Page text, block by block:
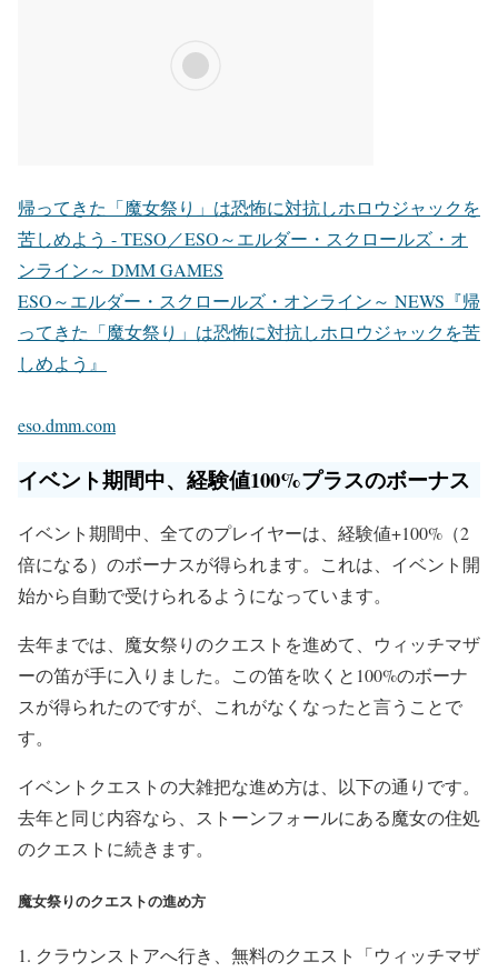
帰ってきた「魔女祭り」は恐怖に対抗しホロウジャックを
苦しめよう - TESO／ESO～エルダー・スクロールズ・オ
ンライン～ DMM GAMES
ESO～エルダー・スクロールズ・オンライン～ NEWS『帰
ってきた「魔女祭り」は恐怖に対抗しホロウジャックを苦
しめよう』
eso.dmm.com
イベント期間中、経験値100%プラスのボーナス
イベント期間中、全てのプレイヤーは、経験値+100%（2
倍になる）のボーナスが得られます。これは、イベント開
始から自動で受けられるようになっています。
去年までは、魔女祭りのクエストを進めて、ウィッチマザ
ーの笛が手に入りました。この笛を吹くと100%のボーナ
スが得られたのですが、これがなくなったと言うことで
す。
イベントクエストの大雑把な進め方は、以下の通りです。
去年と同じ内容なら、ストーンフォールにある魔女の住処
のクエストに続きます。
魔女祭りのクエストの進め方
クラウンストアへ行き、無料のクエスト「ウィッチマザ